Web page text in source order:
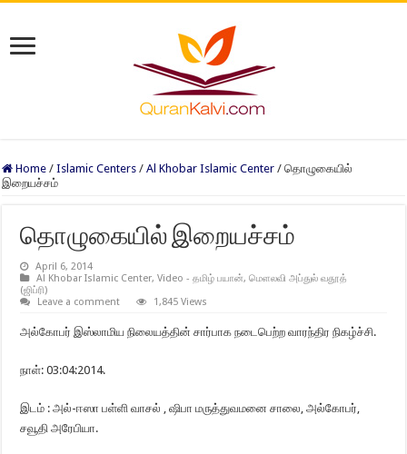
Home / Islamic Centers / Al Khobar Islamic Center / தொழுகையில்
இறையச்சம்
தொழுகையில் இறையச்சம்
April 6, 2014
Al Khobar Islamic Center,Video - தமிழ் பயான்,மெளலவி அப்துல் வதூத்
(ஜிப்ரி)
Leave a comment
1,845 Views
அல்கோபர் இஸ்லாமிய நிலையத்தின் சார்பாக நடைபெற்ற வாரந்திர நிகழ்ச்சி.
நாள்: 03:04:2014.
இடம் : அல்-ஈஸா பள்ளி வாசல் , ஷிபா மருத்துவமனை சாலை, அல்கோபர்,
சவூதி அரேபியா.